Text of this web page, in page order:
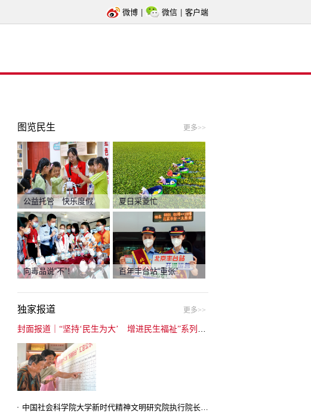
微博 微信 客户端
图览民生 更多>>
公益托管 快乐度假 夏日采菱忙
向毒品说“不”！ 百年丰台站“重张”
独家报道 更多>>
中国社会科学院大学新时代精神文明研究院执行院长王维国：文明村镇创建为乡村注入持久发展动力